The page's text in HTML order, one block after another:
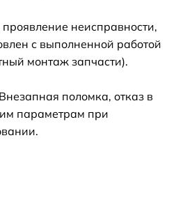
неисправности,
с выполненной работой
монтаж запчасти).
поломка, отказ в
параметрам при